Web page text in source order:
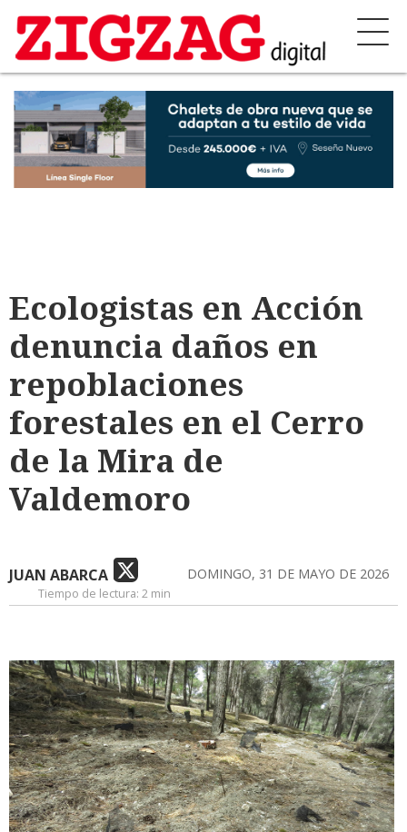
Ecologistas en Acción
denuncia daños en
repoblaciones
forestales en el Cerro
de la Mira de
Valdemoro
JUAN ABARCA DOMINGO, 31 DE MAYO DE 2026
Tiempo de lectura: 2 min